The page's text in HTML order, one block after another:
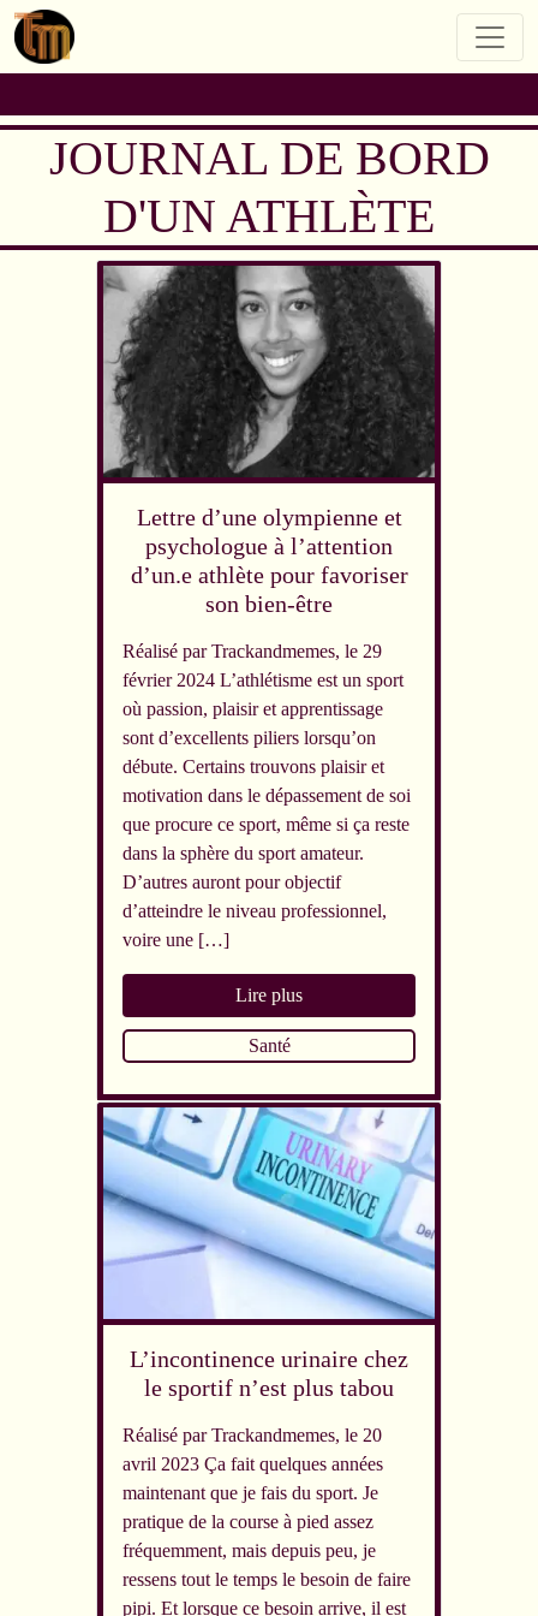
JOURNAL DE BORD
D'UN ATHLÈTE
Lettre d’une olympienne et
psychologue à l’attention
d’un.e athlète pour favoriser
son bien-être
Réalisé par Trackandmemes, le 29
février 2024 L’athlétisme est un sport
où passion, plaisir et apprentissage
sont d’excellents piliers lorsqu’on
débute. Certains trouvons plaisir et
motivation dans le dépassement de soi
que procure ce sport, même si ça reste
dans la sphère du sport amateur.
D’autres auront pour objectif
d’atteindre le niveau professionnel,
voire une […]
Lire plus
Santé
L’incontinence urinaire chez
le sportif n’est plus tabou
Réalisé par Trackandmemes, le 20
avril 2023 Ça fait quelques années
maintenant que je fais du sport. Je
pratique de la course à pied assez
fréquemment, mais depuis peu, je
ressens tout le temps le besoin de faire
pipi. Et lorsque ce besoin arrive, il est